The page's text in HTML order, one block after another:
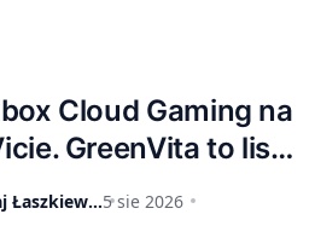
Cloud Gaming na
GreenVita to list
Vity, niemniej nie
wiele [FELIETON]
Mikołaj Łaszkiewicz5 sie 2026